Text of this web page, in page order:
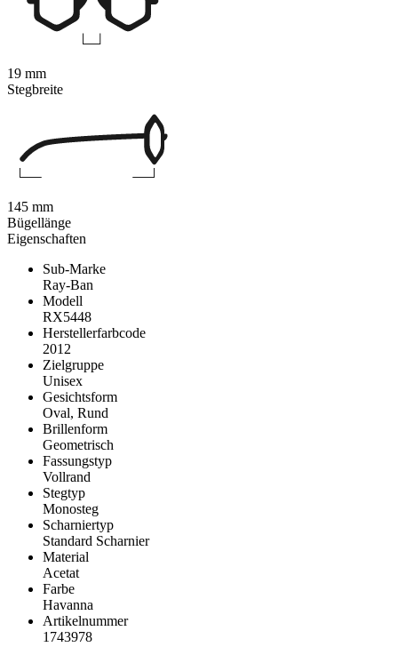
Eigenschaften
Sub-Marke
Ray-Ban
Modell
RX5448
Herstellerfarbcode
2012
Zielgruppe
Unisex
Gesichtsform
Oval, Rund
Brillenform
Geometrisch
Fassungstyp
Vollrand
Stegtyp
Monosteg
Scharniertyp
Standard Scharnier
Material
Acetat
Farbe
Havanna
Artikelnummer
1743978
19 mm
Stegbreite
145 mm
Bügellänge